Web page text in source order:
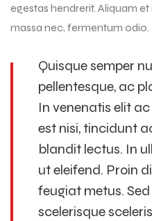
egestas hendrerit. Aliquam
massa nec, fermentum odio.
Quisque semper
pellentesque, ac
In venenatis elit
est nisi, tincidunt
blandit lectus. In
ut eleifend. Proin
feugiat metus.
scelerisque